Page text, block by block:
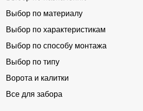
Выбор по материалу
Выбор по характеристикам
Выбор по способу монтажа
Выбор по типу
Ворота и калитки
Все для забора